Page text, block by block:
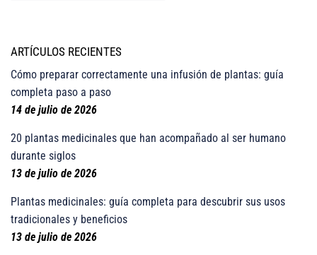
ARTÍCULOS RECIENTES
Cómo preparar correctamente una infusión de plantas: guía
completa paso a paso
14 de julio de 2026
20 plantas medicinales que han acompañado al ser humano
durante siglos
13 de julio de 2026
Plantas medicinales: guía completa para descubrir sus usos
tradicionales y beneficios
13 de julio de 2026